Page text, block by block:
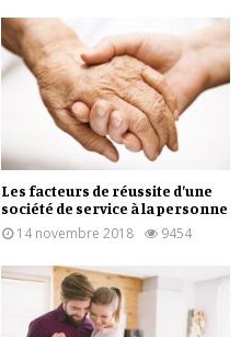
Les facteurs de réussite d’une
société de service à la personne
14 novembre 2018
9454